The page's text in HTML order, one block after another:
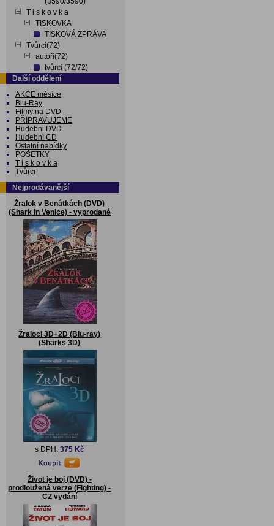
T i s k o v k a
TISKOVKA
TISKOVÁ ZPRÁVA
Tvůrci(72)
autoři(72)
tvůrci (72/72)
Další oddělení
AKCE měsíce
Blu-Ray
Filmy na DVD
PŘIPRAVUJEME
Hudebni DVD
Hudební CD
Ostatní nabídky
POŠETKY
T i s k o v k a
Tvůrci
Nejprodávanější
Žralok v Benátkách (DVD)
(Shark in Venice) - vyprodané
Žraloci 3D+2D (Blu-ray)
(Sharks 3D)
s DPH: 375 Kč
Život je boj (DVD) -
prodloužená verze (Fighting) -
CZ vydání